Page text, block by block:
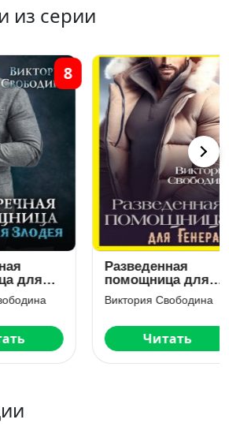
из серии
8
Разведенная
помощница для
генерала
Виктория Свободина
Читать
14